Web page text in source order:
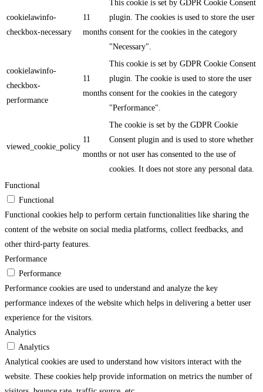
cookielawinfo-
checkbox-necessary
11
months
This cookie is set by GDPR Cookie Consent
plugin. The cookies is used to store the user
consent for the cookies in the category
"Necessary".
cookielawinfo-
checkbox-
performance
11
months
This cookie is set by GDPR Cookie Consent
plugin. The cookie is used to store the user
consent for the cookies in the category
"Performance".
viewed_cookie_policy
11
months
The cookie is set by the GDPR Cookie
Consent plugin and is used to store whether
or not user has consented to the use of
cookies. It does not store any personal data.
Functional
Functional
Functional cookies help to perform certain functionalities like sharing the
content of the website on social media platforms, collect feedbacks, and
other third-party features.
Performance
Performance
Performance cookies are used to understand and analyze the key
performance indexes of the website which helps in delivering a better user
experience for the visitors.
Analytics
Analytics
Analytical cookies are used to understand how visitors interact with the
website. These cookies help provide information on metrics the number of